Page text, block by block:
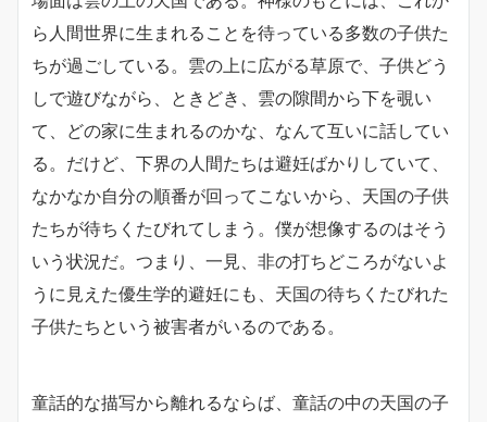
ら人間世界に生まれることを待っている多数の子供た
ちが過ごしている。雲の上に広がる草原で、子供どう
しで遊びながら、ときどき、雲の隙間から下を覗い
て、どの家に生まれるのかな、なんて互いに話してい
る。だけど、下界の人間たちは避妊ばかりしていて、
なかなか自分の順番が回ってこないから、天国の子供
たちが待ちくたびれてしまう。僕が想像するのはそう
いう状況だ。つまり、一見、非の打ちどころがないよ
うに見えた優生学的避妊にも、天国の待ちくたびれた
子供たちという被害者がいるのである。
童話的な描写から離れるならば、童話の中の天国の子